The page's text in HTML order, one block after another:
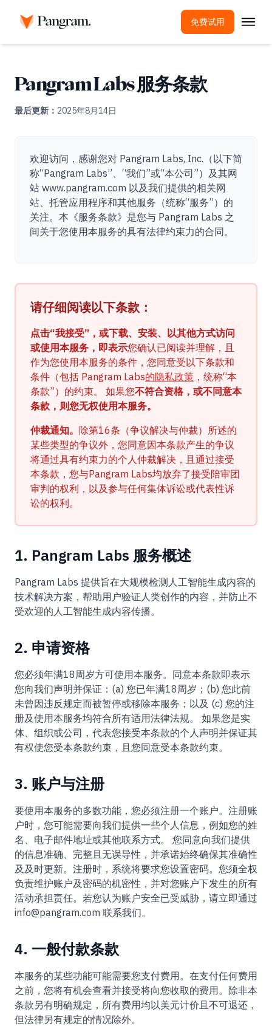
免费试用
AI检测器
集成
抄袭检测工具
多语言AI检测
联系销售部
登录
免费试用
Pangram Labs 服务条款
最后更新： 2025年8月14日
欢迎访问，感谢您对 Pangram Labs, Inc.（以下简
称“Pangram Labs”、“我们”或“本公司”）及其网
站 www.pangram.com 以及我们提供的相关网
站、托管应用程序和其他服务（统称“服务”）的
关注。本《服务条款》是您与 Pangram Labs 之
间关于您使用本服务的具有法律约束力的合同。
请仔细阅读以下条款：
点击“我接受”，或下载、安装、以其他方式访问
或使用本服务，即表示您确认已阅读并理解，且
作为您使用本服务的条件，您同意受以下条款和
条件（包括 Pangram Labs的隐私政策 ，统称“本
条款”）的约束。 如果您不符合资格，或不同意本
条款，则您无权使用本服务。
仲裁通知。 除第16条（争议解决与仲裁）所述的
某些类型的争议外，您同意因本条款产生的争议
将通过具有约束力的个人仲裁解决，且通过接受
本条款，您与Pangram Labs均放弃了接受陪审团
审判的权利，以及参与任何集体诉讼或代表性诉
讼的权利。
1. Pangram Labs 服务概述
Pangram Labs 提供旨在大规模检测人工智能生成内容的
技术解决方案，帮助用户验证人类创作的内容，并防止不
受欢迎的人工智能生成内容传播。
2. 申请资格
您必须年满18周岁方可使用本服务。同意本条款即表示
您向我们声明并保证：(a) 您已年满18周岁；(b) 您此前
未曾因违反规定而被暂停或移除本服务；以及 (c) 您的注
册及使用本服务均符合所有适用法律法规。 如果您是实
体、组织或公司，代表您接受本条款的个人声明并保证其
有权使您受本条款约束，且您同意受本条款约束。
3. 账户与注册
要使用本服务的多数功能，您必须注册一个账户。注册账
户时，您可能需要向我们提供一些个人信息，例如您的姓
名、电子邮件地址或其他联系方式。 您同意向我们提供
的信息准确、完整且无误导性，并承诺始终确保其准确性
及及时更新。注册时，系统将要求您设置密码。您须全权
负责维护账户及密码的机密性，并对您账户下发生的所有
活动承担责任。若您认为账户安全已受威胁，请立即通过
info@pangram.com 联系我们。
4. 一般付款条款
本服务的某些功能可能需要您支付费用。在支付任何费用
之前，您将有机会查看并接受将向您收取的费用。除非本
条款另有明确规定，所有费用均以美元计价且不可退还，
但法律另有规定的情况除外。